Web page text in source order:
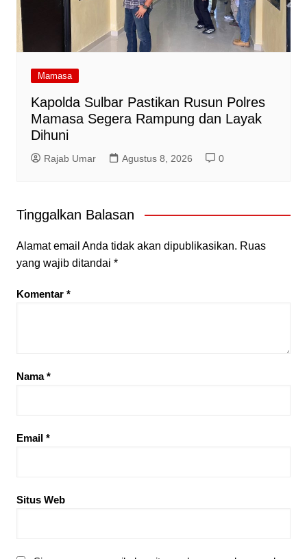
Mamasa
Kapolda Sulbar Pastikan Rusun Polres
Mamasa Segera Rampung dan Layak
Dihuni
Rajab Umar Agustus 8, 2026 0
Tinggalkan Balasan
Alamat email Anda tidak akan dipublikasikan. Ruas
yang wajib ditandai *
Komentar *
Nama*
Email *
Situs Web